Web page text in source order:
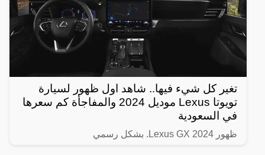
تغير كل شيء فيها.. شاهد اول ظهور لسيارة
تويوتا Lexus موديل 2024 والمفاجأة كم سعرها
في السعودية
ظهور Lexus GX 2024. بشكل رسمي